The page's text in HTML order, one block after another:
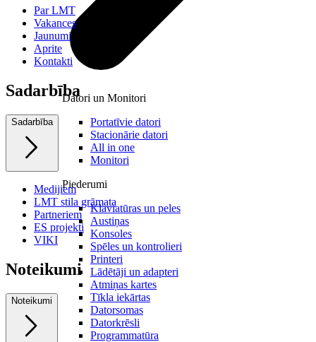
Datori un Monitori
Portatīvie datori
Stacionārie datori
All in one
Monitori
Piederumi
Klaviatūras un peles
Austiņas
Konsoles
Spēles un kontrolieri
Printeri
Lādētāji un adapteri
Atmiņas kartes
Tīkla iekārtas
Datorsomas
Datorkrēsli
Programmatūra
Par LMT
Vakances
Jaunumi
Aprite
Kontakti
Sadarbība
Sadarbība
Medijiem
LMT stila grāmata
Partneriem
ES projekti
VIKI
Noteikumi
Noteikumi